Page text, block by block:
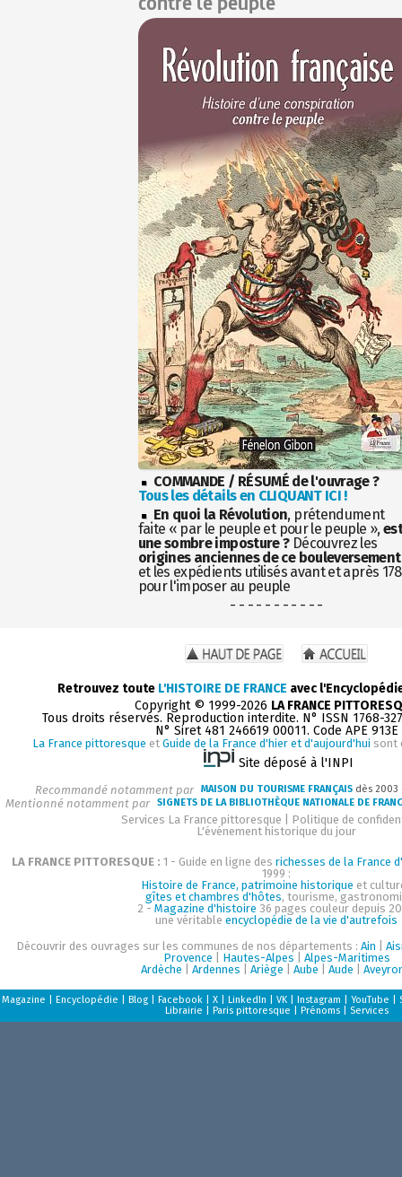
COMMANDE / RÉSUMÉ de l'ouvrage ?
Tous les détails en CLIQUANT ICI !
En quoi la Révolution, prétendument
faite « par le peuple et pour le peuple »,
une sombre imposture ?Découvrez les
origines anciennes de ce bouleversement
et les expédients utilisés avant et après
pour l'imposer au peuple
- - - - - - - - - - -
Retrouvez toute L'HISTOIRE DE FRANCE avec
Copyright © 1999-2026 LA FRANCE
Tous droits réservés. Reproduction interdite. N° ISSN 1768-
N° Siret 481 246619 00011. Code APE 913E
La France pittoresque et Guide de la France d'hier et d'aujourd'hui sont
Site déposé à l'INPI
Recommandé notamment par MAISON DU TOURISME FRANÇAIS dès
Mentionné notamment par SIGNETS DE LA BIBLIOTHÈQUE NATIONALE DE
Services La France pittoresque
Politique de
L'événement historique du jour
LA FRANCE PITTORESQUE : 1 - Guide en ligne des richesses de la France
1999 :
Histoire de France, patrimoine historique et
gîtes et chambres d'hôtes, tourisme,
2 - Magazine d'histoire 36 pages couleur depuis
une véritable encyclopédie de la vie d'autrefois
Découvrir des ouvrages sur les communes de nos départements : Ain
Provence
Hautes-Alpes
Alpes-Maritimes
Ardèche
Ardennes Ariège Aube Aude
Magazine Encyclopédie Blog| Facebook| X| LinkedIn VK| Instagram YouTube
Librairie
Paris pittoresque Prénoms| Services